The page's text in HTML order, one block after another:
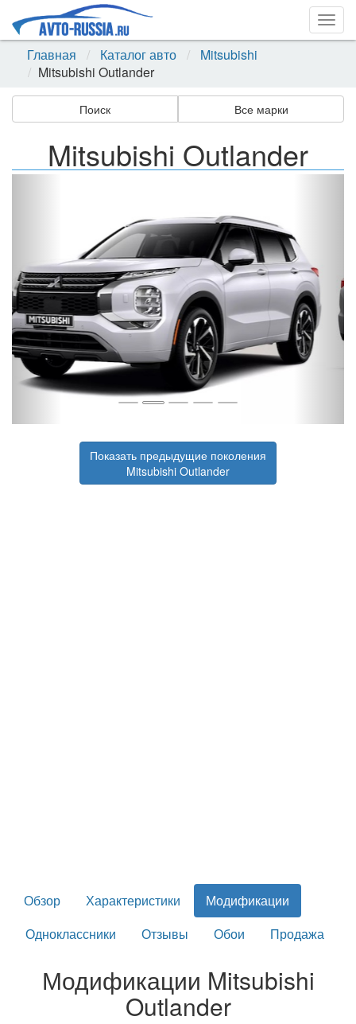
Главная
Каталог авто
Mitsubishi
Mitsubishi Outlander
Поиск Все марки
Mitsubishi Outlander
Показать предыдущие поколения
Mitsubishi Outlander
Обзор Характеристики
Модификации
Одноклассники
Отзывы Обои Продажа
Модификации Mitsubishi
Outlander